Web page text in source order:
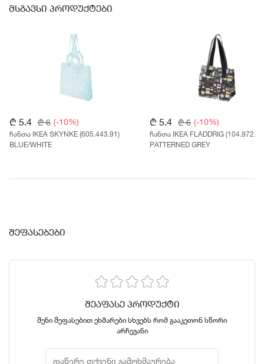
• სადენის სიგრძე: 1.8 მ
კომპლექტაცია დააზუსტეთ ოპერატორთან!
ᲛᲡᲒᲐᲕᲡᲘ ᲞᲠᲝᲓᲣᲥᲢᲔᲑᲘ
₾ 5.4 ₾ 6 (-10%)
ჩანთა IKEA SKYNKE (605.443.91)
BLUE/WHITE
₾ 5.4 ₾ 6 (-10%)
ჩანთა IKEA FLADDRIG
PATTERNED GREY
ᲨᲔᲤᲐᲡᲔᲑᲔᲑᲘ
ᲨᲔᲐᲤᲐᲡᲔ ᲞᲠᲝᲓᲣᲥᲢᲘ
შენი შეფასებით ეხმარები სხვებს რომ გააკეთონ სწორი
არჩევანი